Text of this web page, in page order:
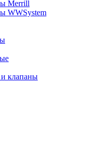
Merrill
WWSystem
клапаны